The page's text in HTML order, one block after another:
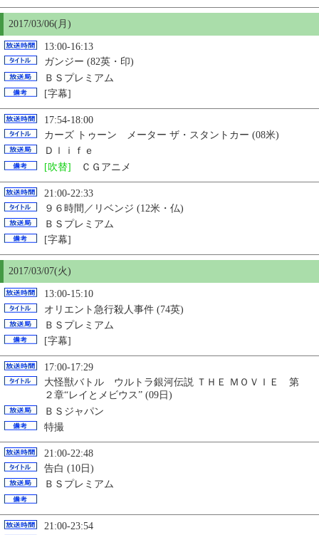
2017/03/06(月)
13:00-16:13
ガンジー (82英・印)
ＢＳプレミアム
[字幕]
17:54-18:00
カーズ トゥーン メーター ザ・スタントカー (08米)
Ｄｌｉｆｅ
[吹替] ＣＧアニメ
21:00-22:33
９６時間／リベンジ (12米・仏)
ＢＳプレミアム
[字幕]
2017/03/07(火)
13:00-15:10
オリエント急行殺人事件 (74英)
ＢＳプレミアム
[字幕]
17:00-17:29
大怪獣バトル ウルトラ銀河伝説 ＴＨＥ ＭＯＶＩＥ 第
２章“レイとメビウス” (09日)
ＢＳジャパン
特撮
21:00-22:48
告白 (10日)
ＢＳプレミアム
21:00-23:54